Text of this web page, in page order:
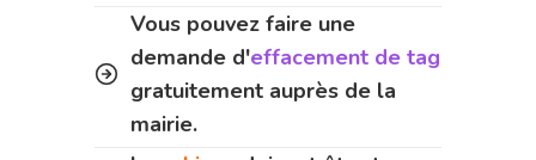
Vous pouvez faire une
demande d'effacement de tag
gratuitement auprès de la
mairie.